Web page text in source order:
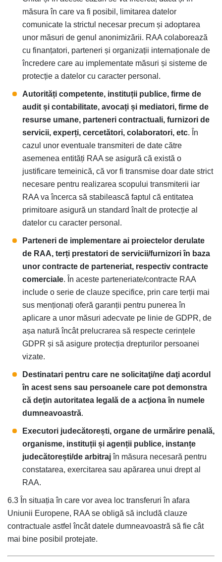
măsura în care va fi posibil, limitarea datelor
comunicate la strictul necesar precum și adoptarea
unor măsuri de genul anonimizării. RAA colaborează
cu finanțatori, parteneri și organizații internaționale de
încredere care au implementate măsuri și sisteme de
protecție a datelor cu caracter personal.
Autorități competente, instituții publice, firme de
audit și contabilitate, avocați și mediatori, firme de
resurse umane, parteneri contractuali, furnizori de
servicii, experți, cercetători, colaboratori, etc. În
cazul unor eventuale transmiteri de date către
asemenea entități RAA se asigură că există o
justificare temeinică, că vor fi transmise doar date strict
necesare pentru realizarea scopului transmiterii iar
RAA va încerca să stabilească faptul că entitatea
primitoare asigură un standard înalt de protecție al
datelor cu caracter personal.
Parteneri de implementare ai proiectelor derulate
de RAA, terți prestatori de servicii/furnizori în baza
unor contracte de parteneriat, respectiv contracte
comerciale. În aceste parteneriate/contracte RAA
include o serie de clauze specifice, prin care terții mai
sus menționați oferă garanții pentru punerea în
aplicare a unor măsuri adecvate pe linie de GDPR, de
așa natură încât prelucrarea să respecte cerințele
GDPR și să asigure protecția drepturilor persoanei
vizate.
Destinatari pentru care ne solicitaţi/ne daţi acordul
în acest sens sau persoanele care pot demonstra
că deţin autoritatea legală de a acţiona în numele
dumneavoastră.
Executori judecătorești, organe de urmărire penală,
organisme, instituții și agenții publice, instanțe
judecătorești/de arbitrajîn măsura necesară pentru
constatarea, exercitarea sau apărarea unui drept al
RAA.
6.3 În situația în care vor avea loc transferuri în afara
Uniunii Europene, RAA se obligă să includă clauze
contractuale astfel încât datele dumneavoastră să fie cât
mai bine posibil protejate.